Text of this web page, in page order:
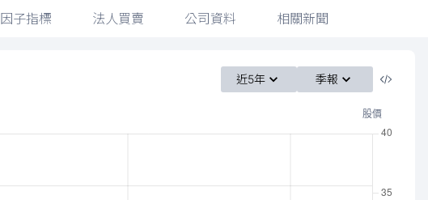
因子指標 法人買賣 公司資料 相關新聞
近5年 季報